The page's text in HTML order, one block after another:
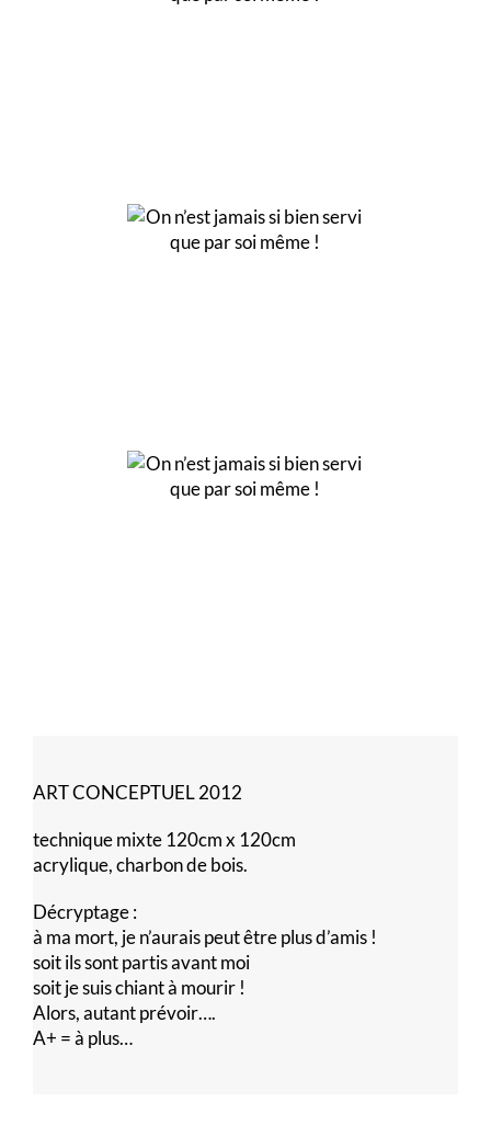
ART CONCEPTUEL 2012
technique mixte 120cm x 120cm
acrylique, charbon de bois.
Décryptage :
à ma mort, je n’aurais peut être plus d’amis !
soit ils sont partis avant moi
soit je suis chiant à mourir !
Alors, autant prévoir….
A+ = à plus…